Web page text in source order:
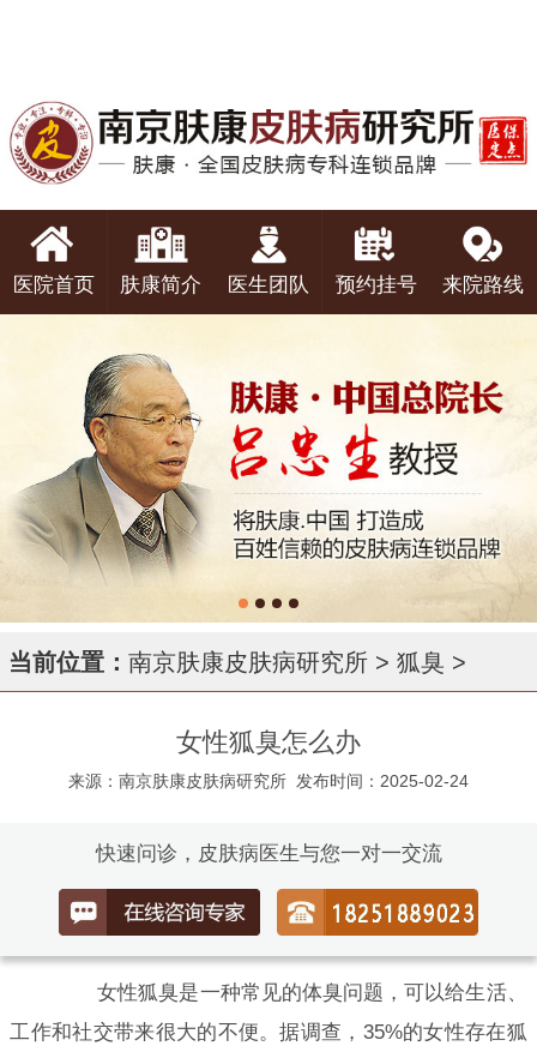
医院首页 肤康简介 医生团队 预约挂号 来院路线
当前位置： 南京肤康皮肤病研究所 > 狐臭 >
女性狐臭怎么办
来源：南京肤康皮肤病研究所 发布时间：2025-02-24
快速问诊，皮肤病医生与您一对一交流
女性狐臭是一种常见的体臭问题，可以给生活、
工作和社交带来很大的不便。据调查，35%的女性存在狐